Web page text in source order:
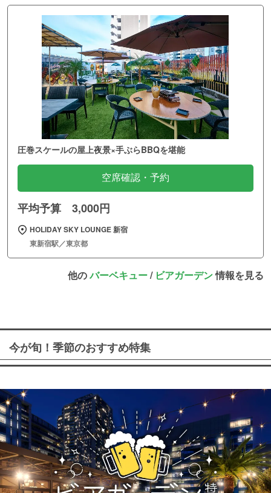
圧巻スケールの屋上夜景×手ぶらBBQを堪能
空席確認・予約
平均予算 3,000円
HOLIDAY SKY LOUNGE 新宿
東新宿駅／東京都
他のバーベキュー/ ビアガーデン情報を見る
今が旬！季節のおすすめ特集